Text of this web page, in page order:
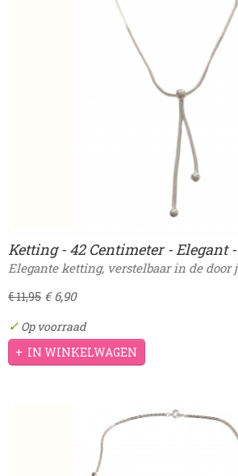
Ketting - 42 Centimeter -
Elegante ketting, verstelbaar in de door
€ 11,95 € 6,90
✓ Op voorraad
IN WINKELWAGEN